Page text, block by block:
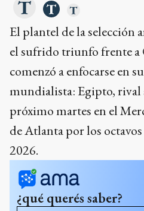
El plantel de la selección
el sufrido triunfo frente a
comenzó a enfocarse en
mundialista: Egipto, rival
próximo martes en el
de Atlanta por los
2026.
¿qué querés saber?